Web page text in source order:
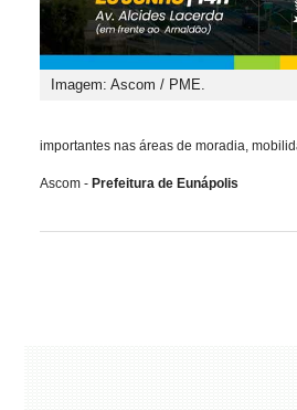
Imagem: Ascom / PME.
importantes nas áreas de moradia,
Ascom - Prefeitura de Eunápolis